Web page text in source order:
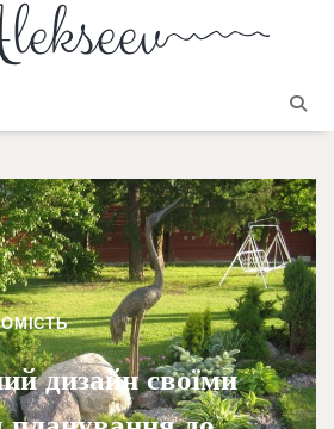
дизайн своїми